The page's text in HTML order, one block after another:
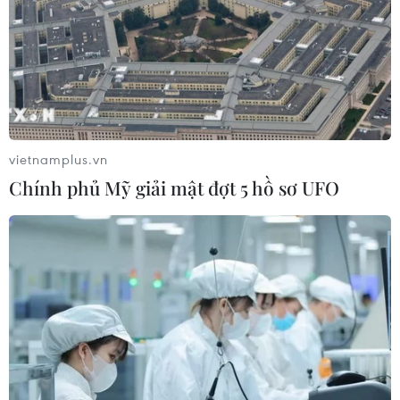
09/08/2026 04:21
Hành trình gần 6 thập kỷ đưa liệt sỹ
trở về
Vụ sóng cuốn trôi tại Sơn Trà: Xuyên
đêm tìm kiếm 2 nạn nhân còn lại
09/08/2026 03:36
Đầu tư cho sức khỏe từ phòng bệnh
đến hạ tầng y tế
vietnamplus.vn
Chính phủ Mỹ giải mật đợt 5 hồ sơ UFO